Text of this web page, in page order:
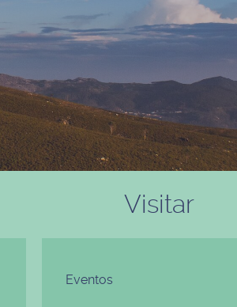
Visitar
Eventos